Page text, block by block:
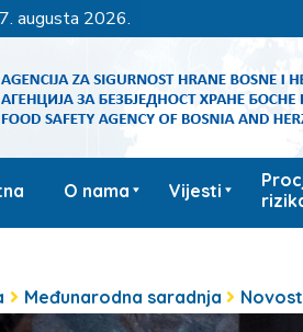
augusta 2026.
O nama Vijesti
Međunarodna saradnja